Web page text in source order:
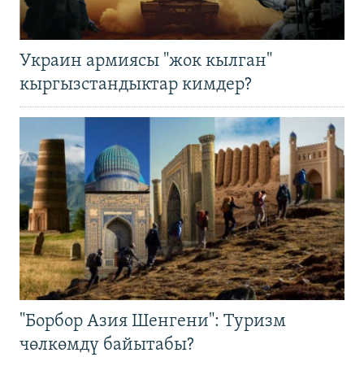
Украин армиясы "жок кылган"
кыргызстандыктар кимдер?
"Борбор Азия Шенгени": Туризм
чөлкөмдү байытабы?